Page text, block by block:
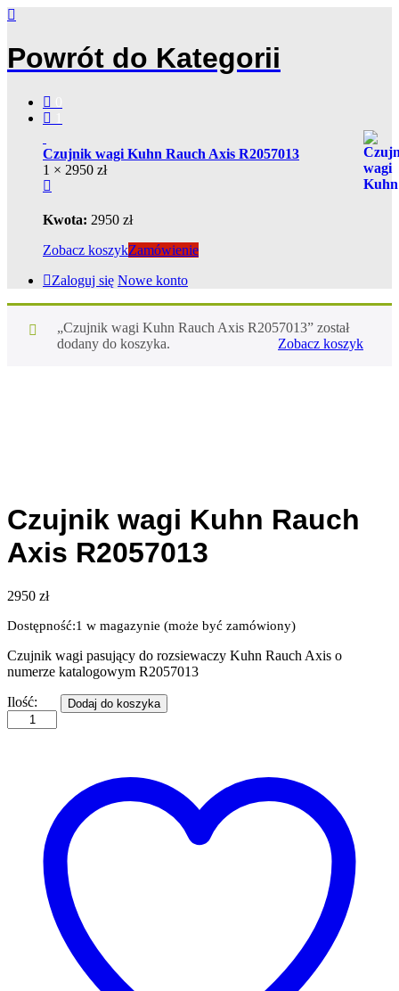
Powrót do Kategorii
Czujnik wagi Kuhn Rauch Axis R2057013
1 × 2950 zł
Kwota: 2950 zł
Zobacz koszykZamówienie
Zaloguj się Nowe konto
„Czujnik wagi Kuhn Rauch Axis R2057013” został
dodany do koszyka.
Zobacz koszyk
Czujnik wagi Kuhn Rauch
Axis R2057013
2950 zł
Dostępność:1 w magazynie (może być zamówiony)
Czujnik wagi pasujący do rozsiewaczy Kuhn Rauch Axis o
numerze katalogowym R2057013
Czujnik
wagi
Kuhn
Ilość: Dodaj do koszyka